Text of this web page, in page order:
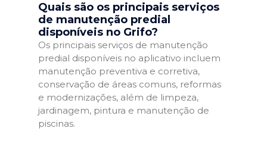
Quais são os principais serviços
de manutenção predial
disponíveis no Grifo?
Os principais serviços de manutenção
predial disponíveis no aplicativo incluem
manutenção preventiva e corretiva,
conservação de áreas comuns, reformas
e modernizações, além de limpeza,
jardinagem, pintura e manutenção de
piscinas.